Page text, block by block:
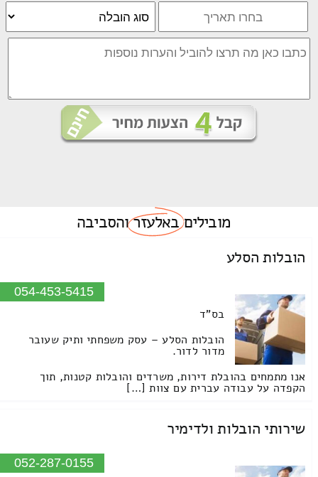
מוביליםבאלעזרוהסביבה
הובלות הסלע
054-453-5415
בס"ד
הובלות הסלע – עסק משפחתי ותיק שעובר
מדור לדור.
אנו מתמחים בהובלת דירות, משרדים והובלות קטנות, תוך
הקפדה על עבודה עברית עם צוות […]
שירותי הובלות ולדימיר
052-287-0155